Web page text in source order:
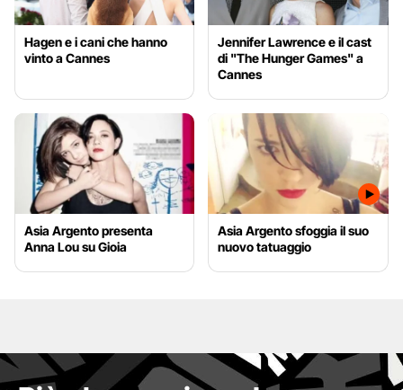
Hagen e i cani che hanno
vinto a Cannes
Jennifer Lawrence e il cast
di "The Hunger Games" a
Cannes
Asia Argento presenta
Anna Lou su Gioia
Asia Argento sfoggia il suo
nuovo tatuaggio